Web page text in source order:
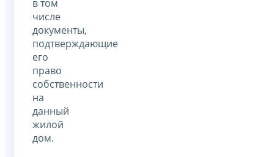
в том
числе
документы,
подтверждающие
его
право
собственности
на
данный
жилой
дом.